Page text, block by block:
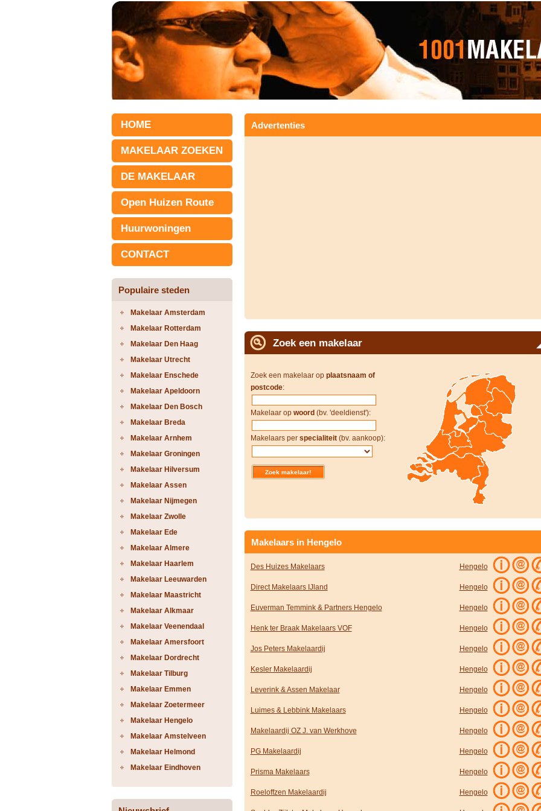
HOME
MAKELAAR ZOEKEN
DE MAKELAAR
Open Huizen Route
Huurwoningen
CONTACT
Populaire steden
Makelaar Amsterdam
Makelaar Rotterdam
Makelaar Den Haag
Makelaar Utrecht
Makelaar Enschede
Makelaar Apeldoorn
Makelaar Den Bosch
Makelaar Breda
Makelaar Arnhem
Makelaar Groningen
Makelaar Hilversum
Makelaar Assen
Makelaar Nijmegen
Makelaar Zwolle
Makelaar Ede
Makelaar Almere
Makelaar Haarlem
Makelaar Leeuwarden
Makelaar Maastricht
Makelaar Alkmaar
Makelaar Veenendaal
Makelaar Amersfoort
Makelaar Dordrecht
Makelaar Tilburg
Makelaar Emmen
Makelaar Zoetermeer
Makelaar Hengelo
Makelaar Amstelveen
Makelaar Helmond
Makelaar Eindhoven
Advertenties
Zoek een makelaar
Zoek een makelaar op plaatsnaam of
postcode:
Makelaar op woord (bv. 'deeldienst'):
Makelaars per specialiteit(bv. aankoop):
Makelaars in Hengelo
Des Huizes Makelaars Hengelo
Direct Makelaars IJland Hengelo
Euverman Temmink & Partners Hengelo Hengelo
Henk ter Braak Makelaars VOF Hengelo
Jos Peters Makelaardij Hengelo
Kesler Makelaardij Hengelo
Leverink & Assen Makelaar Hengelo
Luimes & Lebbink Makelaars Hengelo
Makelaardij OZ J. van Werkhove Hengelo
PG Makelaardij Hengelo
Prisma Makelaars Hengelo
Roeloffzen Makelaardij Hengelo